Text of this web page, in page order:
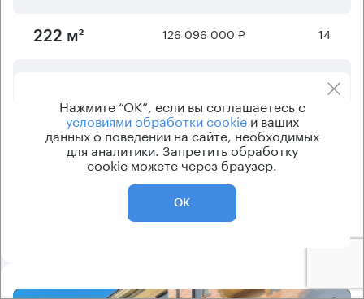
222 м² 126 096 000 ₽ 14
11
430 м² 224 460 000 ₽
Отображается6из155предложений
Показать ещё
Нажмите “ОК”, если вы соглашаетесь с
условиями обработки cookieи ваших
данных о поведении на сайте, необходимых
для аналитики. Запретить обработку
cookie можете через браузер.
ОК